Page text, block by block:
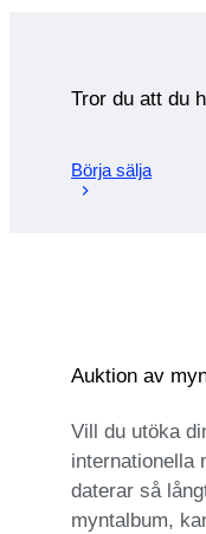
Tror du att du
Börja sälja
Auktion av
Vill du utöka
internationella
daterar så
myntalbum,